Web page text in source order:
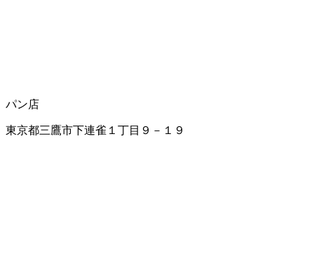
パン店
東京都三鷹市下連雀１丁目９－１９